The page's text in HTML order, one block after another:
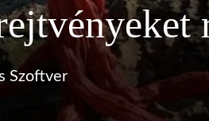
Szoftver